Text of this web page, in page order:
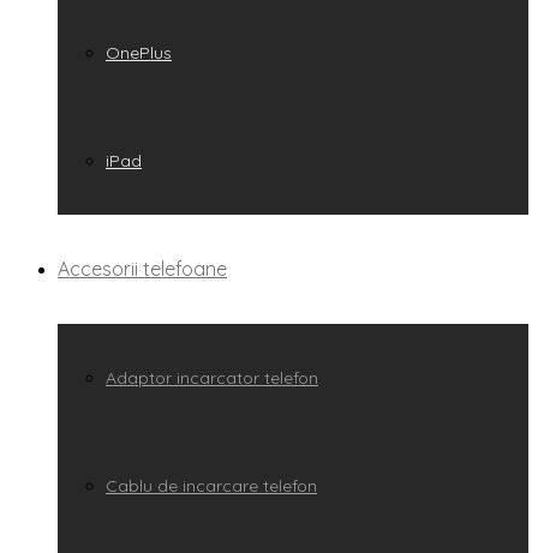
OnePlus
iPad
Accesorii telefoane
Adaptor incarcator telefon
Cablu de incarcare telefon